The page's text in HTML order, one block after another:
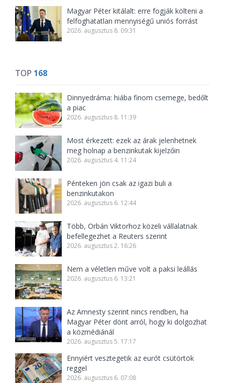
Magyar Péter kitálalt: erre fogják költeni a
felfoghatatlan mennyiségű uniós forrást
2026. augusztus 8. 09:31
TOP 168
Dinnyedráma: hiába finom csemege, bedőlt
a piac
2026. augusztus 8. 11:39
Most érkezett: ezek az árak jelenhetnek
meg holnap a benzinkutak kijelzőin
2026. augusztus 4. 11:24
Pénteken jön csak az igazi buli a
benzinkutakon
2026. augusztus 6. 12:44
Több, Orbán Viktorhoz közeli vállalatnak
befellegezhet a Reuters szerint
2026. augusztus 2. 16:26
Nem a véletlen műve volt a paksi leállás
2026. augusztus 6. 13:21
Az Amnesty szerint nincs rendben, ha
Magyar Péter dönt arról, hogy ki dolgozhat
a közmédiánál
2026. augusztus 5. 17:17
Ennyiért vesztegetik az eurót csütörtök
reggel
2026. augusztus 6. 07:08